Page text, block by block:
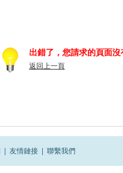
出錯了，您請求的頁面沒
返回上一頁
友情鏈接 聯繫我們